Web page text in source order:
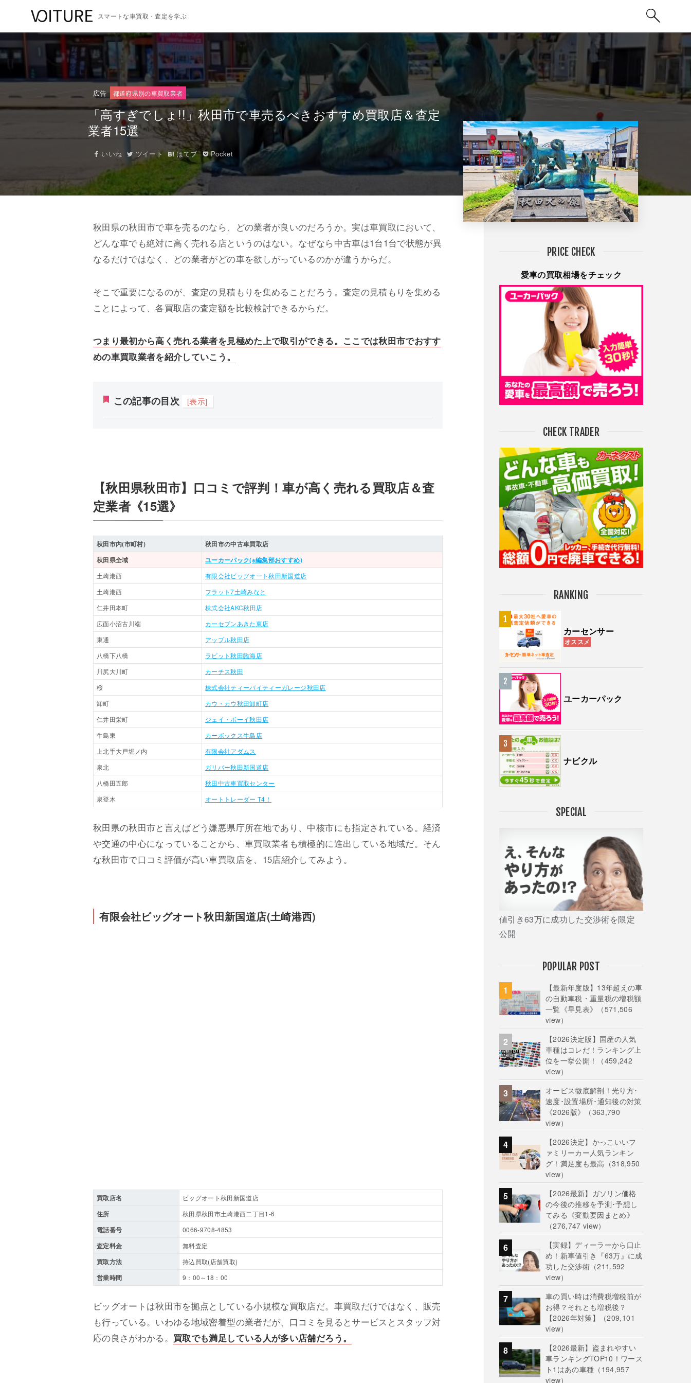
スマートな車買取・査定を学ぶ
広告 都道府県別の車買取業者
「高すぎでしょ!!」秋田市で車売るべきおすすめ買取店＆査定
業者15選
いいね ツイート はてブ Pocket
秋田県の秋田市で車を売るのなら、どの業者が良いのだろうか。実は車買取において、
どんな車でも絶対に高く売れる店というのはない。なぜなら中古車は1台1台で状態が異
なるだけではなく、どの業者がどの車を欲しがっているのかが違うからだ。
そこで重要になるのが、査定の見積もりを集めることだろう。査定の見積もりを集める
ことによって、各買取店の査定額を比較検討できるからだ。
つまり最初から高く売れる業者を見極めた上で取引ができる。ここでは秋田市でおすす
めの車買取業者を紹介していこう。
この記事の目次 [表示]
【秋田県秋田市】口コミで評判！車が高く売れる買取店＆査
定業者《15選》
秋田市内(市町村)
秋田市の中古車買取店
秋田県全域
ユーカーパック(※編集部おすすめ)
土崎港西
有限会社ビッグオート秋田新国道店
土崎港西
フラット7土崎みなと
仁井田本町
株式会社AKC秋田店
広面小沼古川端
カーセブンあきた東店
東通
アップル秋田店
八橋下八橋
ラビット秋田臨海店
川尻大川町
カーチス秋田
桜
株式会社ティーバイティーガレージ秋田店
卸町
カウ・カウ秋田卸町店
仁井田栄町
ジェイ・ボーイ秋田店
牛島東
カーボックス牛島店
上北手大戸堀ノ内
有限会社アダムス
泉北
ガリバー秋田新国道店
八橋田五郎
秋田中古車買取センター
泉登木
オートトレーダー T4！
秋田県の秋田市と言えばどう嫌悪県庁所在地であり、中核市にも指定されている。経済
や交通の中心になっていることから、車買取業者も積極的に進出している地域だ。そん
な秋田市で口コミ評価が高い車買取店を、15店紹介してみよう。
有限会社ビッグオート秋田新国道店(土崎港西)
買取店名 ビッグオート秋田新国道店
住所 秋田県秋田市土崎港西二丁目1-6
電話番号 0066-9708-4853
査定料金 無料査定
買取方法 持込買取(店舗買取)
営業時間 9：00～18：00
ビッグオートは秋田市を拠点としている小規模な買取店だ。車買取だけではなく、販売
も行っている。いわゆる地域密着型の業者だが、口コミを見るとサービスとスタッフ対
応の良さがわかる。 買取でも満足している人が多い店舗だろう。
PRICE CHECK
愛車の買取相場をチェック
CHECK TRADER
RANKING
カーセンサー
オススメ
ユーカーパック
ナビクル
SPECIAL
値引き63万に成功した交渉術を限定
公開
POPULAR POST
【最新年度版】13年超えの車
の自動車税・重量税の増税額
一覧《早見表》
（571,506
view）
【2026決定版】国産の人気
車種はコレだ！ランキング上
位を一挙公開！
（459,242
view）
オービス徹底解剖！光り方･
速度･設置場所･通知後の対策
《2026版》
（363,790
view）
【2026決定】かっこいいフ
ァミリーカー人気ランキン
グ！満足度も最高 （318,950
view）
【2026最新】ガソリン価格
の今後の推移を予測･予想し
てみる《変動要因まとめ》
（276,747 view）
【実録】ディーラーから口止
め！新車値引き『63万』に成
功した交渉術（211,592
view）
車の買い時は消費税増税前が
お得？それとも増税後？
【2026年対策】
（209,101
view）
【2026最新】盗まれやすい
車ランキングTOP10！ワース
ト1はあの車種 （194,957
view）